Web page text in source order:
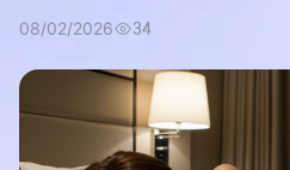
08/02/2026 34